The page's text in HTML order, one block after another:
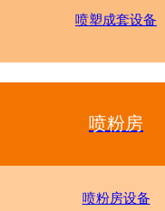
喷塑成套设备
喷粉房
喷粉房设备